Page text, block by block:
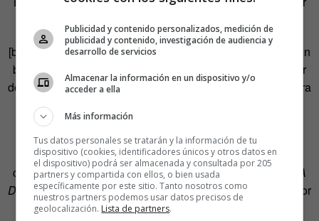
[bctt tweet=»Lagartija Nick: «Vamos en un baile de brazo en
brazo. Pero nos sueltan en espacios desconocidos. Entrar
donde no te conocen, saludar a quien no te conoce. Nuestra
elección fue esa».» username=»Yorokobumag»]
Así, la banda ha repasado casi toda la obra escrita de
Buñuel y se han puesto a jugar con ella estableciendo
colchones sonoros que sugieren el jolgorio orquestal de
A
Day in the Lifede The Beatles; o los ecosistemas tejidos por
los teclados de JJ Machuca, que serían la banda sonora
Publicidad y contenido personalizados, medición de
publicidad y contenido, investigación de audiencia y
desarrollo de servicios
Almacenar la información en un dispositivo y/o
acceder a ella
Más información
Tus datos personales se tratarán y la información de tu
dispositivo (cookies, identificadores únicos y otros datos en
el dispositivo) podrá ser almacenada y consultada por 205
partners y compartida con ellos, o bien usada
específicamente por este sitio. Tanto nosotros como
nuestros partners podemos usar datos precisos de
geolocalización. Lista de partners.